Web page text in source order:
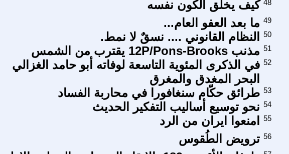
كيف يخلق الكون نفسه 48
ما بعد العفو العام... 49
النظام القانوني .... نسقٌ لا نمط.
50
مذنب 12P/Pons-Brooks يقترب من الشمس 51
في الذكرى المئوية التاسعة لوفاته أبو حامد الغزالي
البحر المغدق والمغرق
52
طرائق حكّام سنغافورا في محاربة الفساد 53
نحو توسيع أساليب التفكير الحديث 54
امنعوا ايران من الرد 55
ترويض الطُقوس 56